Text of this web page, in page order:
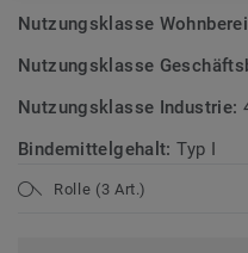
Nutzungsklasse
Nutzungsklasse
Nutzungsklasse Industrie:
Bindemittelgehalt:Typ I
Rolle (3 Art.)